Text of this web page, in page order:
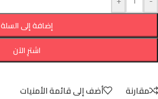
إضافة إلى السلة
اشترِ الآن
مقارنة أضف إلى قائمة الأمنيات